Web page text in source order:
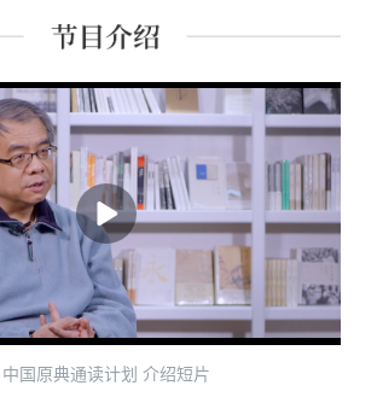
《想乐：聆听音符背后的美丽心灵》
中国原典通读计划 介绍短片